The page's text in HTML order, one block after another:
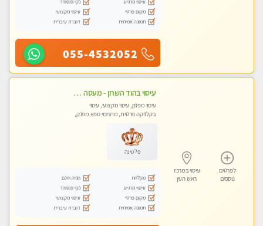
עיסוי מרגיע
נקי ומסודר
מקום פרטי
עיסוי מקצועי
תמונה אמיתית
דוברת עיברית
055-4532052
לפרטים
נוספים
עיסוי במרכז
ראש העין
עיסוי בהוד השרון - מעסה חדשה ואיכותית לעיסוי מרגיע ומפנק VIP-מומלץ לחלוטין! פרטי! ​​​​​​ Highly recommended
עיסוי מפנק, עיסוי מקצועי, עיסוי
בקלניקה פרטית, מתחמי ספא מפנק,
פלטינה
מקלחת
חניה חינם
עיסוי מרגיע
נקי ומסודר
מקום פרטי
עיסוי מקצועי
תמונה אמיתית
דוברת עיברית